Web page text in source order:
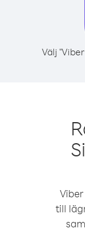
Välj
till